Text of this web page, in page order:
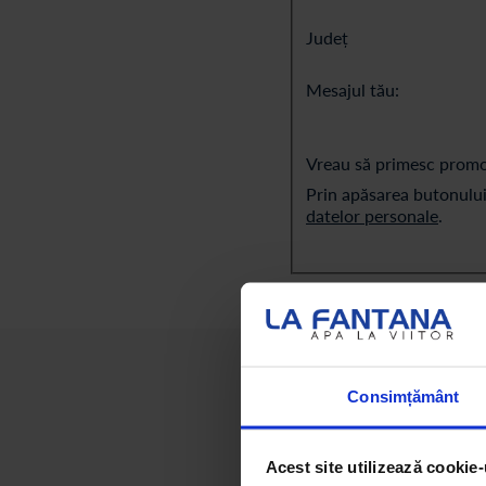
Consimțământ
Acest site utilizează
Județ
Mesajul tău:
Vreau să primesc
Prin apăsarea
datelor personale
Venim la tine cu